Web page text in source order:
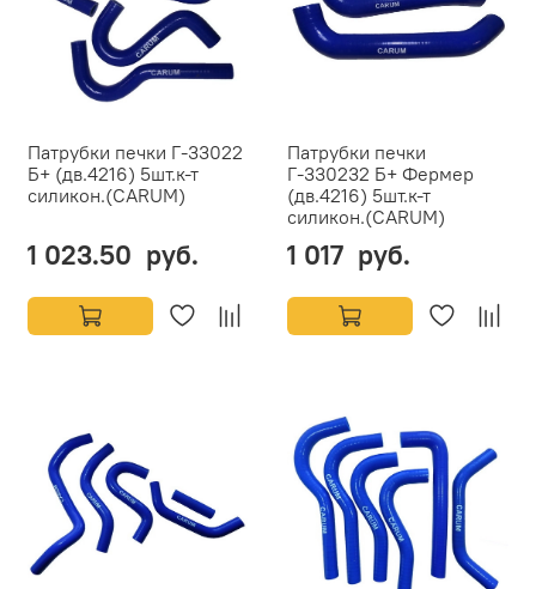
Патрубки печки Г-33022
Б+ (дв.4216) 5шт.к-т
силикон.(CARUM)
1 023.50 руб.
Патрубки печки
Г-330232 Б+ Фермер
(дв.4216) 5шт.к-т
силикон.(CARUM)
1 017 руб.